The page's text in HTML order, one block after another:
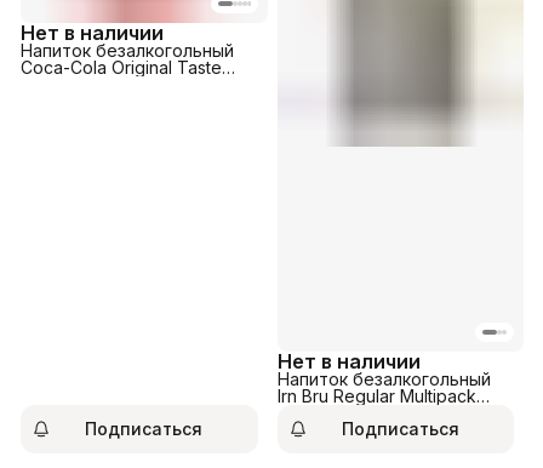
Нет в наличии
Напиток безалкогольный
Coca-Cola Original Taste
Подписаться
Нет в наличии
Напиток безалкогольный
Irn Bru Regular Multipack
Подписаться